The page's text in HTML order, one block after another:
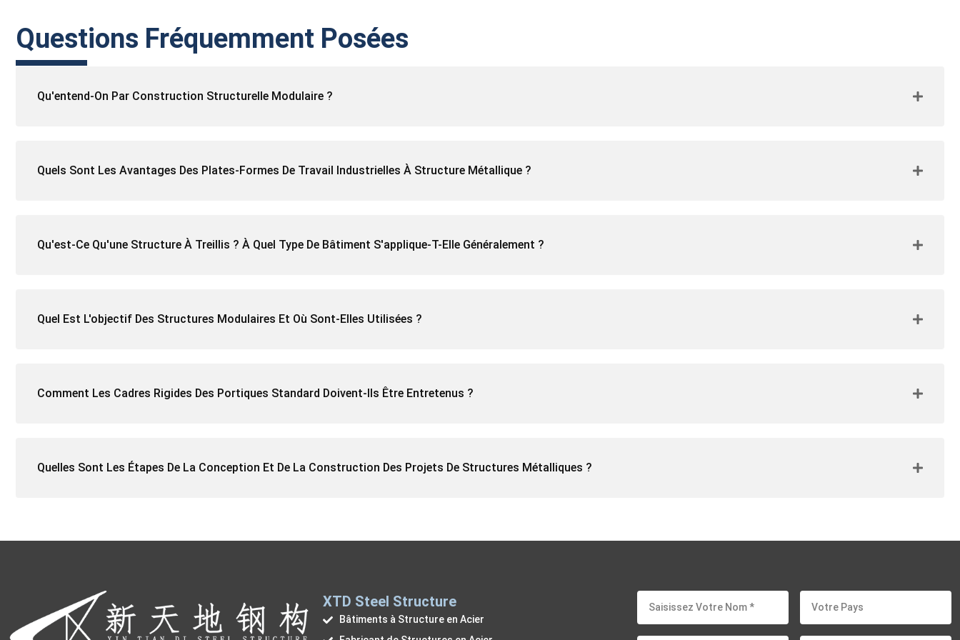
Questions Fréquemment Posées
Qu'entend-On Par Construction Structurelle Modulaire ?
Quels Sont Les Avantages Des Plates-Formes De Travail Industrielles À Structure Métallique ?
Qu'est-Ce Qu'une Structure À Treillis ? À Quel Type De Bâtiment S'applique-T-Elle Généralement ?
Quel Est L'objectif Des Structures Modulaires Et Où Sont-Elles Utilisées ?
Comment Les Cadres Rigides Des Portiques Standard Doivent-Ils Être Entretenus ?
Quelles Sont Les Étapes De La Conception Et De La Construction Des Projets De Structures Métalliques ?
XTD Steel Structure
Bâtiments à Structure en Acier